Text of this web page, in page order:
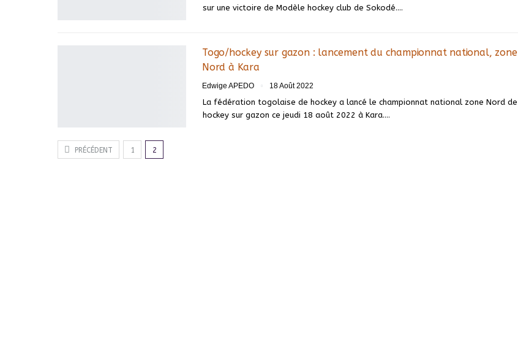
sur une victoire de Modèle hockey club de Sokodé.…
Togo/hockey sur gazon : lancement du championnat national, zone
Nord à Kara
Edwige APEDO 18 Août 2022
La fédération togolaise de hockey a lancé le championnat national zone Nord de
hockey sur gazon ce jeudi 18 août 2022 à Kara.…
PRÉCÉDENT 1 2